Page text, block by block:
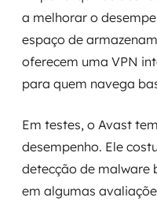
a melhorar o
espaço de
oferecem uma VPN
para quem navega
Em testes, o Avast
desempenho. Ele
detecção de malware
em algumas